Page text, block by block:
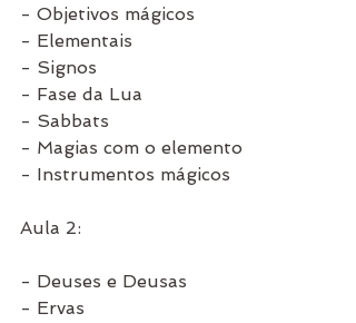
- Objetivos mágicos
- Elementais
- Signos
- Fase da Lua
- Sabbats
- Magias com o elemento
- Instrumentos mágicos
Aula 2:
- Deuses e Deusas
- Ervas